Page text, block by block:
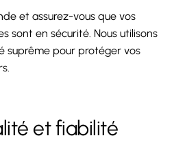
et assurez-vous que vos
sont en sécurité. Nous utilisons
suprême pour protéger vos
et fiabilité